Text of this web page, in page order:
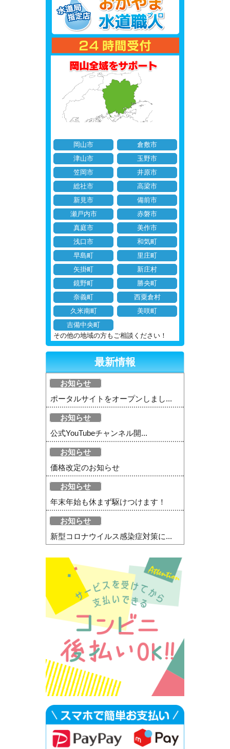
岡山市
倉敷市
津山市
玉野市
笠岡市
井原市
総社市
高梁市
新見市
備前市
瀬戸内市
赤磐市
真庭市
美作市
浅口市
和気町
早島町
里庄町
矢掛町
新庄村
鏡野町
勝央町
奈義町
西粟倉村
久米南町
美咲町
吉備中央町
その他の地域の方もご相談ください！
最新情報
お知らせ
ポータルサイトをオープンしまし...
お知らせ
公式YouTubeチャンネル開...
お知らせ
価格改定のお知らせ
お知らせ
年末年始も休まず駆けつけます！
お知らせ
新型コロナウイルス感染症対策に...